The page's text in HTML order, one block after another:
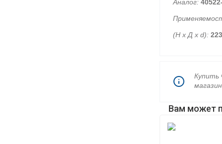
Аналог:
(Н х Д х d):
Купить
Вам может